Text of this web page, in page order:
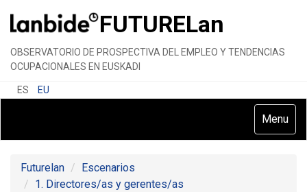
FUTURELan
OBSERVATORIO DE PROSPECTIVA DEL EMPLEO Y TENDENCIAS
OCUPACIONALES EN EUSKADI
ES EU
Toggle
Menu
Futurelan
Escenarios
1. Directores/as y gerentes/as